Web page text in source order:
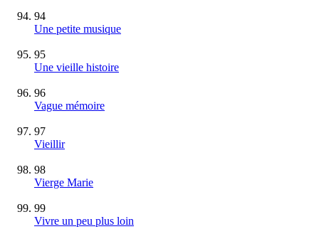
94
Une petite musique
95
Une vieille histoire
96
Vague mémoire
97
Vieillir
98
Vierge Marie
99
Vivre un peu plus loin